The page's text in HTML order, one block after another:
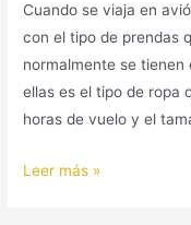
Cuando se viaja en
con el tipo de prendas
normalmente se
ellas es el tipo de ropa
horas de vuelo y el
Leer más »